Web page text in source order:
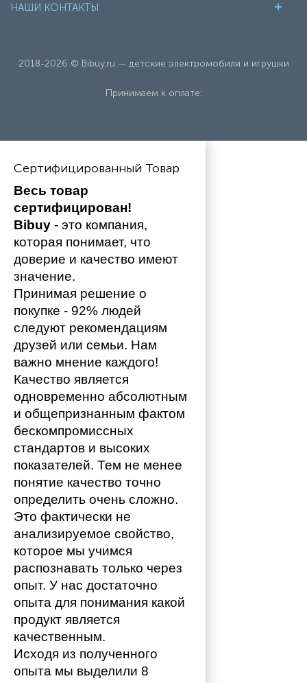
НАШИ КОНТАКТЫ
2018-2026 © Bibuy.ru — детские электромобили и игрушки
Принимаем к оплате:
Сертифицированный Товар
Весь товар
сертифицирован!
Bibuy - это компания,
которая понимает, что
доверие и качество имеют
значение.
Принимая решение о
покупке - 92% людей
следуют рекомендациям
друзей или семьи. Нам
важно мнение каждого!
Качество является
одновременно абсолютным
и общепризнанным фактом
бескомпромиссных
стандартов и высоких
показателей. Тем не менее
понятие качество точно
определить очень сложно.
Это фактически не
анализируемое свойство,
которое мы учимся
распознавать только через
опыт. У нас достаточно
опыта для понимания какой
продукт является
качественным.
Исходя из полученного
опыта мы выделили 8